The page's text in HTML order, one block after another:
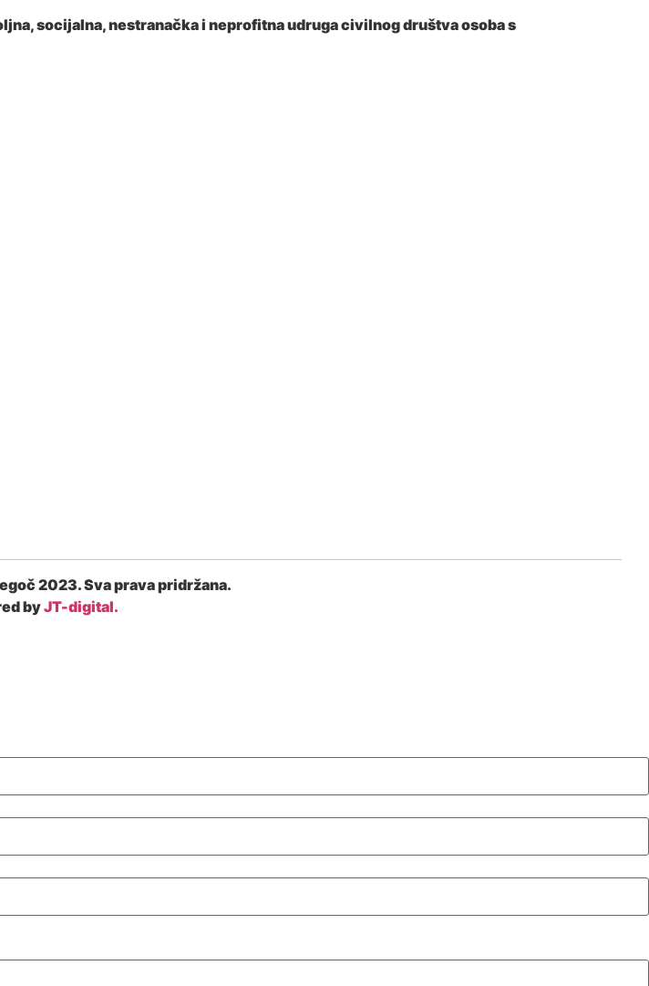
socijalna, nestranačka i neprofitna udruga civilnog društva osoba s
2023. Sva prava pridržana.
byJT-digital.